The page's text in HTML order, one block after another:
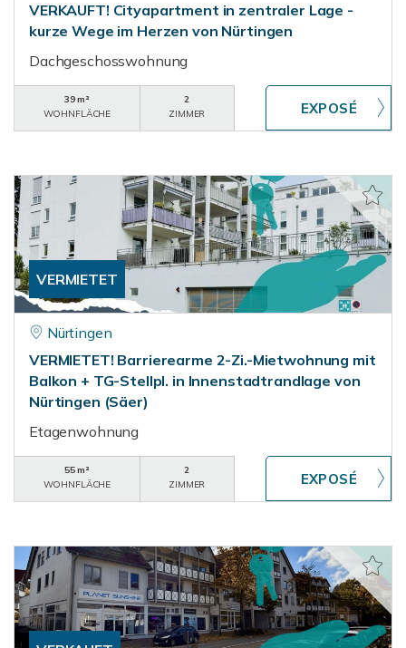
VERKAUFT! Cityapartment in zentraler Lage -
kurze Wege im Herzen von Nürtingen
Dachgeschosswohnung
39 m²
WOHNFLÄCHE
2
ZIMMER
VERMIETET
Nürtingen
VERMIETET! Barrierearme 2-Zi.-Mietwohnung mit
Balkon + TG-Stellpl. in Innenstadtrandlage von
Nürtingen (Säer)
Etagenwohnung
55 m²
WOHNFLÄCHE
2
ZIMMER